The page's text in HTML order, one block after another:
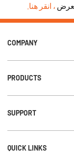
، انقر هنا.
COMPANY
PRODUCTS
SUPPORT
QUICK LINKS